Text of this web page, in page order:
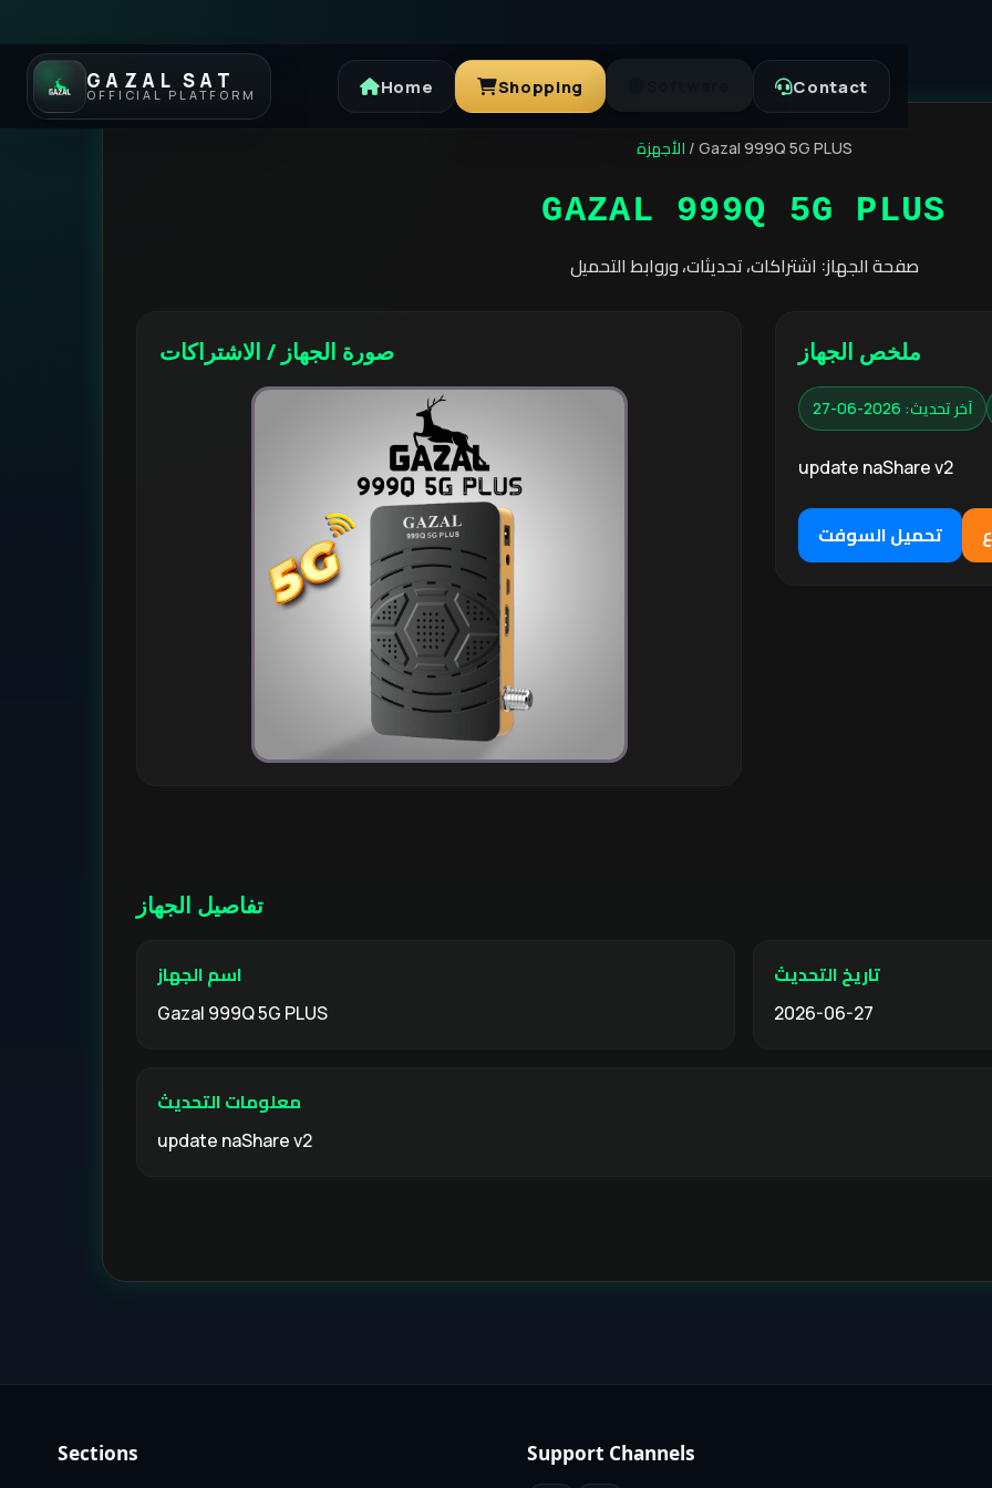
GAZAL SAT
OFFICIAL PLATFORM Home Shopping Contact
الأجهزة / Gazal 999Q 5G PLUS
GAZAL 999Q 5G PLUS
صفحة الجهاز: اشتراكات، تحديثات، وروابط التحميل
صورة الجهاز / الاشتراكات ملخص الجهاز
آخر تحديث: 2026-06-27
update naShare v2
تحميل السوفت
تفاصيل الجهاز
اسم الجهاز
Gazal 999Q 5G PLUS
تاريخ التحديث
2026-06-27
معلومات التحديث
update naShare v2
Sections Support Channels